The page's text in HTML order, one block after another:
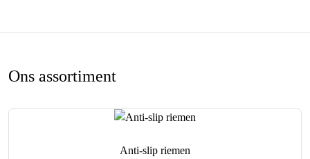
Ons assortiment
Anti-slip riemen